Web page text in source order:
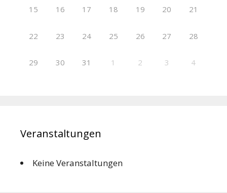
15 16 17 18 19 20 21
22 23 24 25 26 27 28
29 30 31 1 2 3 4
Veranstaltungen
Keine Veranstaltungen